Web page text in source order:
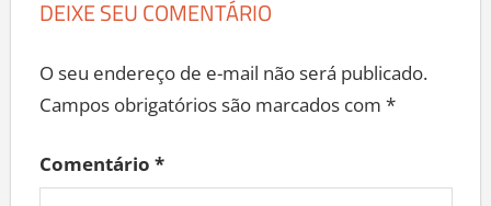
DEIXE SEU COMENTÁRIO
O seu endereço de e-mail não será publicado.
Campos obrigatórios são marcados com *
Comentário *